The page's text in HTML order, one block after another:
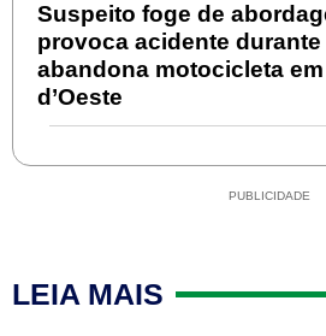
Suspeito foge de
provoca acidente
abandona motocicleta em
d’Oeste
PUBLICIDADE
LEIA MAIS